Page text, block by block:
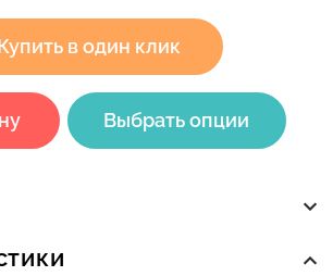
в один клик
Выбрать опции